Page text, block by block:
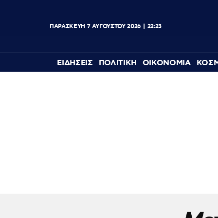
ΠΑΡΑΣΚΕΥΉ 7 ΑΥΓΟΎΣΤΟΥ 2026 22:23
ΕΙΔΗΣΕΙΣ ΠΟΛΙΤΙΚΗ ΟΙΚΟΝΟΜΙΑ